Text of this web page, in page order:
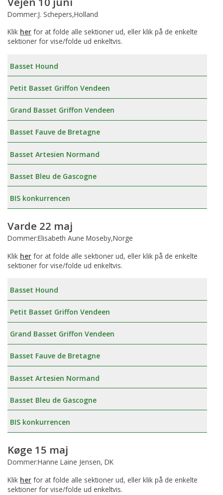
Dommer:J. Schepers,Holland
Klik her for at folde alle sektioner ud, eller klik på de enkelte
sektioner for vise/folde ud enkeltvis.
Basset Hound
Petit Basset Griffon Vendeen
Grand Basset Griffon Vendeen
Basset Fauve de Bretagne
Basset Artesien Normand
Basset Bleu de Gascogne
BIS konkurrencen
Varde 22 maj
Dommer:Elisabeth Aune Moseby,Norge
Klik her for at folde alle sektioner ud, eller klik på de enkelte
sektioner for vise/folde ud enkeltvis.
Basset Hound
Petit Basset Griffon Vendeen
Grand Basset Griffon Vendeen
Basset Fauve de Bretagne
Basset Artesien Normand
Basset Bleu de Gascogne
BIS konkurrencen
Køge 15 maj
Dommer:Hanne Laine Jensen, DK
Klik her for at folde alle sektioner ud, eller klik på de enkelte
sektioner for vise/folde ud enkeltvis.